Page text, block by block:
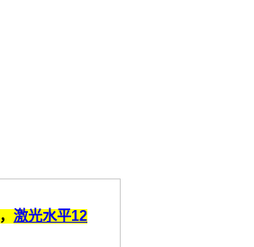
， 激光水平12